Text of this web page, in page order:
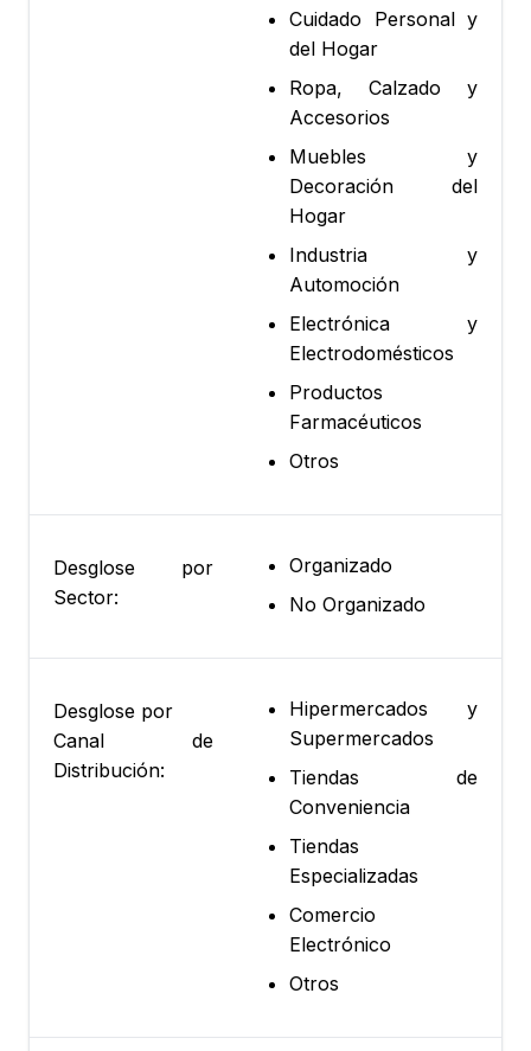
Cuidado Personal y
del Hogar
Ropa, Calzado y
Accesorios
Muebles y
Decoración del
Hogar
Industria y
Automoción
Electrónica y
Electrodomésticos
Productos
Farmacéuticos
Otros
Desglose por
Sector:
Organizado
No Organizado
Desglose por
Canal de
Distribución:
Hipermercados y
Supermercados
Tiendas de
Conveniencia
Tiendas
Especializadas
Comercio
Electrónico
Otros